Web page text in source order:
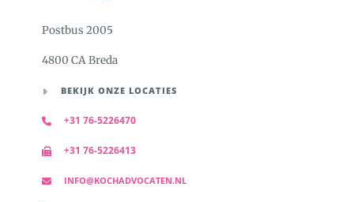
Postbus 2005
4800 CA Breda
BEKIJK ONZE LOCATIES
+31 76-5226470
+31 76-5226413
INFO@KOCHADVOCATEN.NL